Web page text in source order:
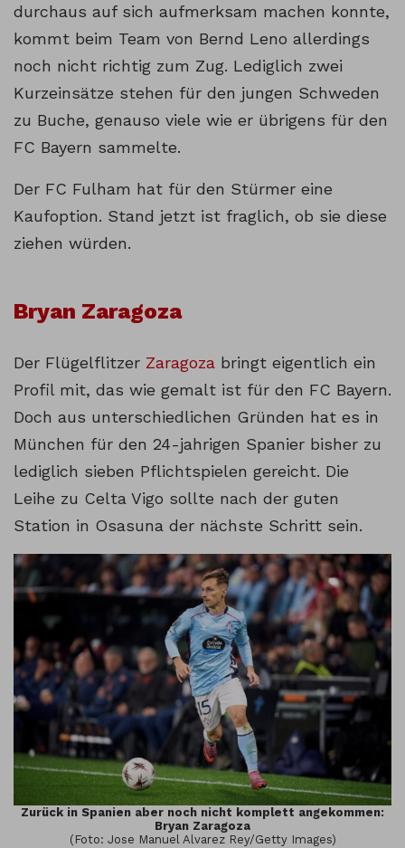
durchaus auf sich aufmerksam machen konnte,
kommt beim Team von Bernd Leno allerdings
noch nicht richtig zum Zug. Lediglich zwei
Kurzeinsätze stehen für den jungen Schweden
zu Buche, genauso viele wie er übrigens für den
FC Bayern sammelte.
Der FC Fulham hat für den Stürmer eine
Kaufoption. Stand jetzt ist fraglich, ob sie diese
ziehen würden.
Bryan Zaragoza
Der Flügelflitzer Zaragoza bringt eigentlich ein
Profil mit, das wie gemalt ist für den FC Bayern.
Doch aus unterschiedlichen Gründen hat es in
München für den 24-jahrigen Spanier bisher zu
lediglich sieben Pflichtspielen gereicht. Die
Leihe zu Celta Vigo sollte nach der guten
Station in Osasuna der nächste Schritt sein.
Zurück in Spanien aber noch nicht komplett angekommen:
Bryan Zaragoza
(Foto: Jose Manuel Alvarez Rey/Getty Images)